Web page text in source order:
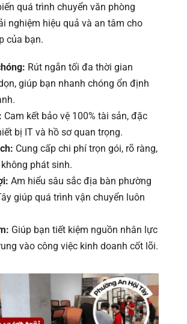
quá trình chuyển văn phòng
nghiệm hiệu quả và an tâm cho
của bạn.
Rút ngắn tối đa thời gian
giúp bạn nhanh chóng ổn định
Cam kết bảo vệ 100% tài sản, đặc
bị IT và hồ sơ quan trọng.
Cung cấp chi phí trọn gói, rõ ràng,
phát sinh.
Am hiểu sâu sắc địa bàn phường
giúp quá trình vận chuyển luôn
Giúp bạn tiết kiệm nguồn nhân lực
vào công việc kinh doanh cốt lõi.